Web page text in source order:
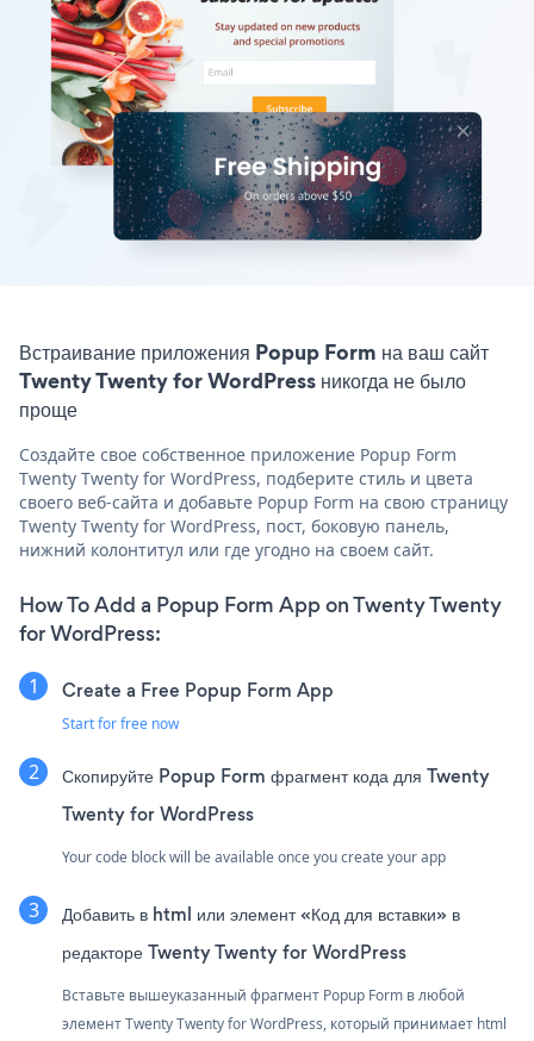
Встраивание приложения Popup Form на ваш сайт
Twenty Twenty for WordPress никогда не было
проще
Создайте свое собственное приложение Popup Form
Twenty Twenty for WordPress, подберите стиль и цвета
своего веб-сайта и добавьте Popup Form на свою страницу
Twenty Twenty for WordPress, пост, боковую панель,
нижний колонтитул или где угодно на своем сайт.
How To Add a Popup Form App on Twenty Twenty
for WordPress:
Create a Free Popup Form App
Start for free now
Скопируйте Popup Form фрагмент кода для Twenty
Twenty for WordPress
Your code block will be available once you create your app
Добавить в html или элемент «Код для вставки» в
редакторе Twenty Twenty for WordPress
Вставьте вышеуказанный фрагмент Popup Form в любой
элемент Twenty Twenty for WordPress, который принимает html